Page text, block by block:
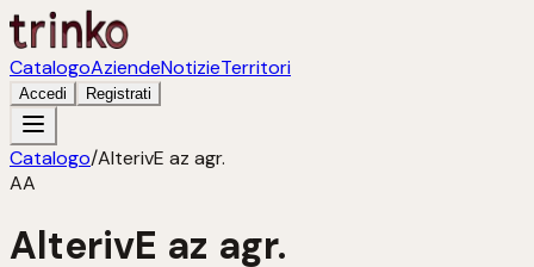
CatalogoAziendeNotizieTerritori
Accedi Registrati
Catalogo/AlterivE az agr.
AA
AlterivE az agr.